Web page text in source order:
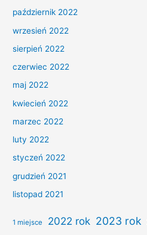
październik 2022
wrzesień 2022
sierpień 2022
czerwiec 2022
maj 2022
kwiecień 2022
marzec 2022
luty 2022
styczeń 2022
grudzień 2021
listopad 2021
1 miejsce 2022 rok 2023 rok